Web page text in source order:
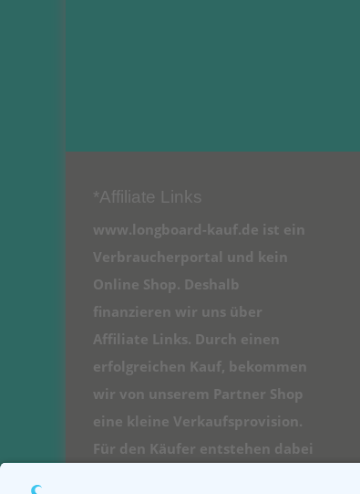
*Affiliate Links
www.longboard-kauf.de ist ein
Verbraucherportal und kein
Online Shop. Deshalb
finanzieren wir uns über
Affiliate Links. Durch einen
erfolgreichen Kauf, bekommen
wir von unserem Partner Shop
eine kleine Verkaufsprovision.
Für den Käufer entstehen dabei